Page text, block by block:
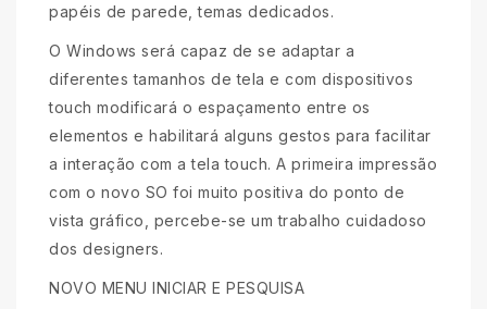
papéis de parede, temas dedicados.
O Windows será capaz de se adaptar a
diferentes tamanhos de tela e com dispositivos
touch modificará o espaçamento entre os
elementos e habilitará alguns gestos para facilitar
a interação com a tela touch. A primeira impressão
com o novo SO foi muito positiva do ponto de
vista gráfico, percebe-se um trabalho cuidadoso
dos designers.
NOVO MENU INICIAR E PESQUISA